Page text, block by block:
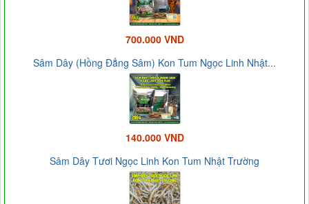
700.000 VND
Sâm Dây (Hồng Đẳng Sâm) Kon Tum Ngọc Linh Nhật...
140.000 VND
Sâm Dây Tươi Ngọc Linh Kon Tum Nhật Trường